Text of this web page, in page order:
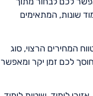
שונות, המתאימים
המחירים הרצוי, סוג
חוסך לכם זמן יקר ומאפשר